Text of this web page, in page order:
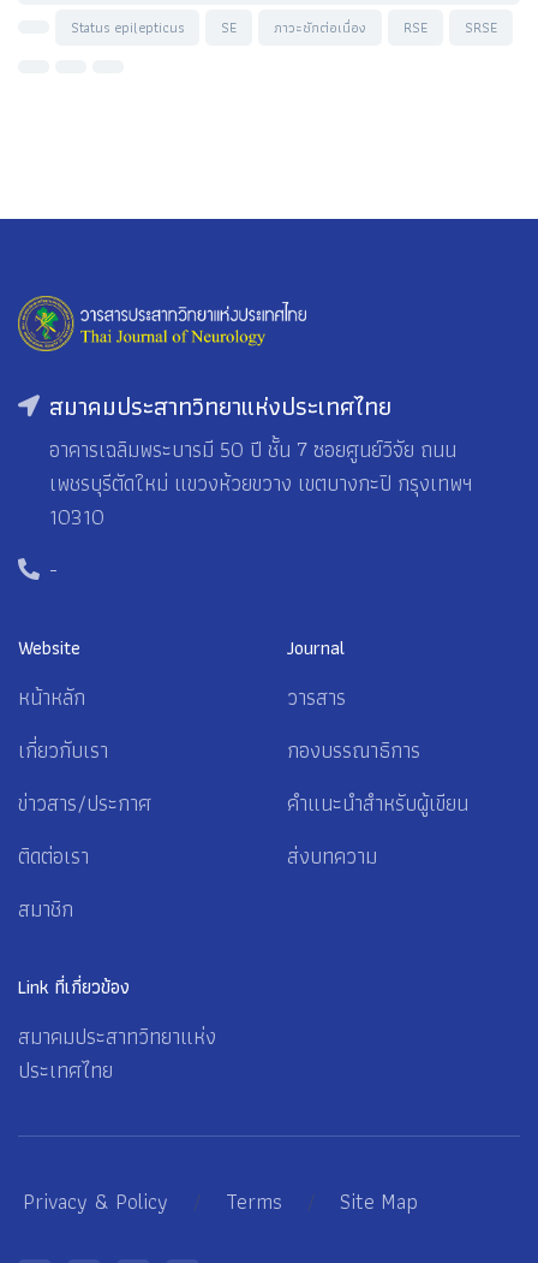
Status epilepticus
SE ภาวะชักต่อเนื่อง RSE SRSE
สมาคมประสาทวิทยาแห่งประเทศไทย
อาคารเฉลิมพระบารมี 50 ปี ชั้น 7 ซอยศูนย์วิจัย ถนน
เพชรบุรีตัดใหม่ แขวงห้วยขวาง เขตบางกะปิ กรุงเทพฯ
10310
-
Website
หน้าหลัก
เกี่ยวกับเรา
ข่าวสาร/ประกาศ
ติดต่อเรา
สมาชิก
Journal
วารสาร
กองบรรณาธิการ
คำแนะนำสำหรับผู้เขียน
ส่งบทความ
Link ที่เกี่ยวข้อง
สมาคมประสาทวิทยาแห่ง
ประเทศไทย
Privacy & Policy / Terms / Site Map